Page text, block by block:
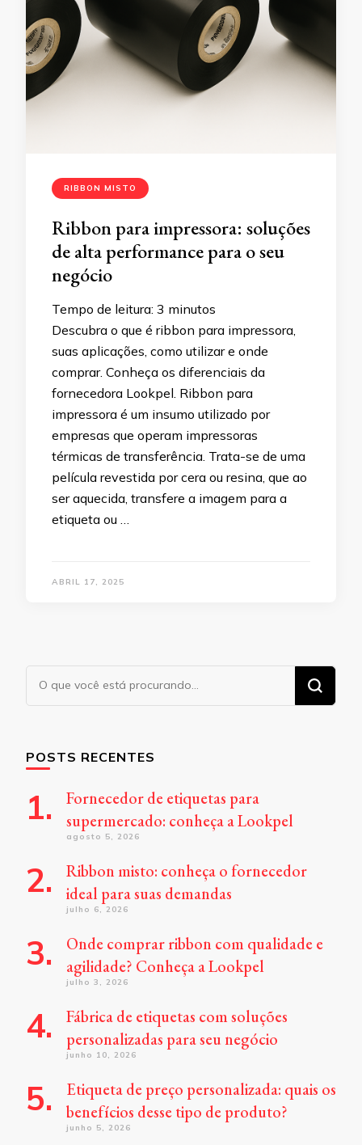
RIBBON MISTO
Ribbon para impressora: soluções
de alta performance para o seu
negócio
Tempo de leitura: 3 minutos
Descubra o que é ribbon para impressora,
suas aplicações, como utilizar e onde
comprar. Conheça os diferenciais da
fornecedora Lookpel. Ribbon para
impressora é um insumo utilizado por
empresas que operam impressoras
térmicas de transferência. Trata-se de uma
película revestida por cera ou resina, que ao
ser aquecida, transfere a imagem para a
etiqueta ou …
ABRIL 17, 2025
Procurando
algo?
POSTS RECENTES
Fornecedor de etiquetas para
supermercado: conheça a Lookpel
agosto 5, 2026
Ribbon misto: conheça o fornecedor
ideal para suas demandas
julho 6, 2026
Onde comprar ribbon com qualidade e
agilidade? Conheça a Lookpel
julho 3, 2026
Fábrica de etiquetas com soluções
personalizadas para seu negócio
junho 10, 2026
Etiqueta de preço personalizada: quais os
benefícios desse tipo de produto?
junho 5, 2026